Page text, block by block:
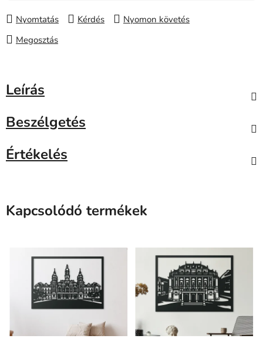
Nyomtatás Kérdés
Nyomon követés
Megosztás
Leírás
Beszélgetés
Értékelés
Kapcsolódó termékek